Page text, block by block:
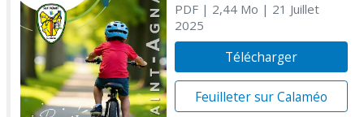
PDF| 2,44 Mo | 21 Juillet
2025
Télécharger
Feuilleter sur Calaméo